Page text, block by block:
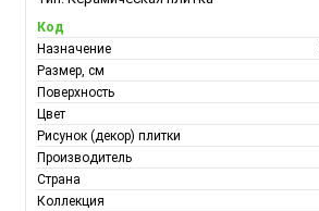
Код
Назначение
Размер, см
Поверхность
Цвет
Рисунок (декор) плитки
Производитель
Страна
Коллекция